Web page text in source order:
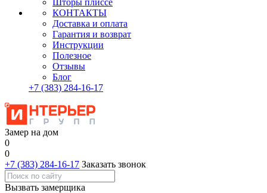
Шторы плиссе
КОНТАКТЫ
Доставка и оплата
Гарантия и возврат
Инструкции
Полезное
Отзывы
Блог
+7 (383) 284-16-17
Замер на дом
0
0
+7 (383) 284-16-17 Заказать звонок
Вызвать замерщика